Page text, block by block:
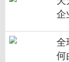
企
全
何